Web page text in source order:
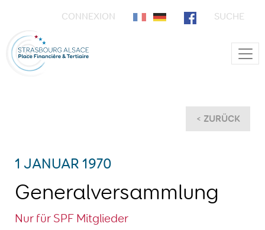
CONNEXION SUCHE
Main Navigation
< ZURÜCK
1 JANUAR 1970
Generalversammlung
Nur für SPF Mitglieder